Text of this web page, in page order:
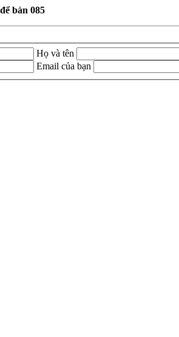
bàn 085
Họ và tên
Email của bạn